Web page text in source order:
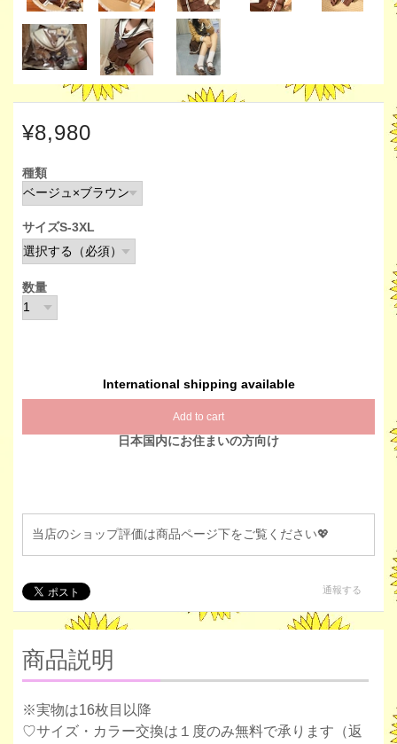
¥8,980
種類
サイズS-3XL
数量
International shipping available
Add to cart
日本国内にお住まいの方向け
当店のショップ評価は商品ページ下をご覧ください💖
通報する
商品説明
※実物は16枚目以降
♡サイズ・カラー交換は１度のみ無料で承ります（返